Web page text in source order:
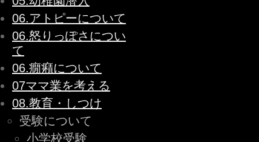
06.アトピーについて
06.怒りっぽさについ
て
06.癇癪について
07ママ業を考える
08.教育・しつけ
受験について
小学校受験